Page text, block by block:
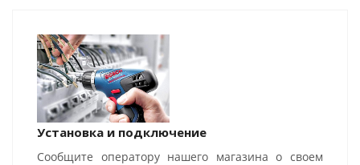
Установка и подключение
Сообщите оператору нашего магазина о своем